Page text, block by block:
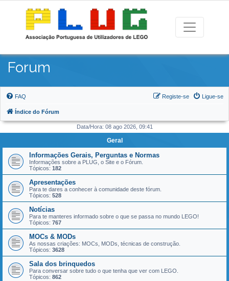
Forum
FAQ Ligue-se
Registe-se
Índice do Fórum
Data/Hora: 08 ago 2026, 09:41
Geral
Informações Gerais, Perguntas e Normas
Informações sobre a PLUG, o Site e o Fórum.
Tópicos: 182
Apresentações
Para te dares a conhecer à comunidade deste fórum.
Tópicos: 528
Notícias
Para te manteres informado sobre o que se passa no mundo LEGO!
Tópicos: 767
MOCs & MODs
As nossas criações: MOCs, MODs, técnicas de construção.
Tópicos: 3628
Sala dos brinquedos
Para conversar sobre tudo o que tenha que ver com LEGO.
Tópicos: 862